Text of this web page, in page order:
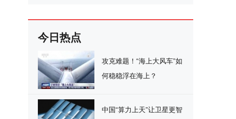
今日热点
攻克难题！“海上大风车”如
何稳稳浮在海上？
中国“算力上天”让卫星更智